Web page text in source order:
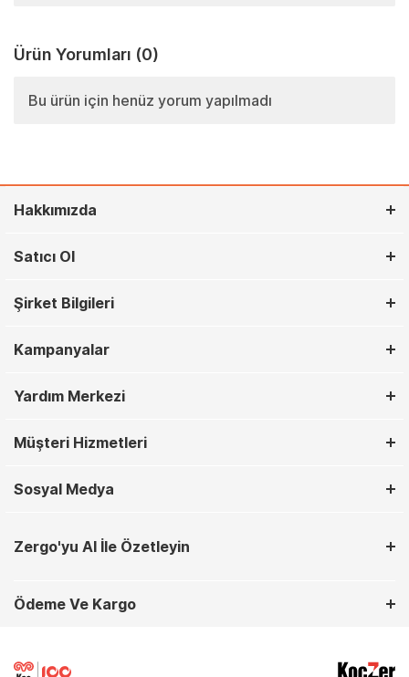
Ürün Yorumları (0)
Bu ürün için henüz yorum yapılmadı
Hakkımızda
Satıcı Ol
Şirket Bilgileri
Kampanyalar
Yardım Merkezi
Müşteri Hizmetleri
Sosyal Medya
Zergo'yu AI İle Özetleyin
Ödeme Ve Kargo